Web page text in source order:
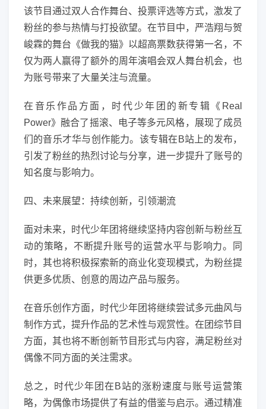
该节目通过双人合作舞台、投票评选等方式，激发了
粉丝的参与热情与打投欲望。在节目中，严浩翔与贺
峻霖的舞台《做我的猫》以超高票数获得第一名，不
仅为两人赢得了额外的周年演唱会双人舞台机会，也
为账号带来了大量关注与流量。
在音乐作品方面，时代少年团的新专辑《Real
Power》融合了摇滚、电子等多元风格，展现了成员
们的音乐才华与创作能力。该专辑在B站上的发布，
引发了粉丝的热烈讨论与分享，进一步提升了账号的
知名度与影响力。
四、未来展望：持续创新，引领潮流
面对未来，时代少年团将继续坚持内容创新与粉丝互
动的策略，不断提升账号的运营水平与影响力。同
时，其也将积极探索新的商业化变现模式，为粉丝提
供更多优质、创意的周边产品与服务。
在音乐创作方面，时代少年团将继续尝试多元曲风与
制作方式，提升作品的艺术性与观赏性。在团综节目
方面，其也将不断创新节目形式与内容，满足粉丝对
偶像不同方面的关注需求。
总之，时代少年团在B站的涨粉速度与账号运营策
略，为偶像市场提供了有益的借鉴与启示。通过精准